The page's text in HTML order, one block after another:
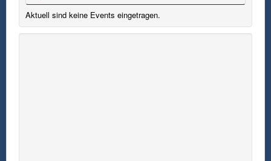
Aktuell sind keine Events eingetragen.